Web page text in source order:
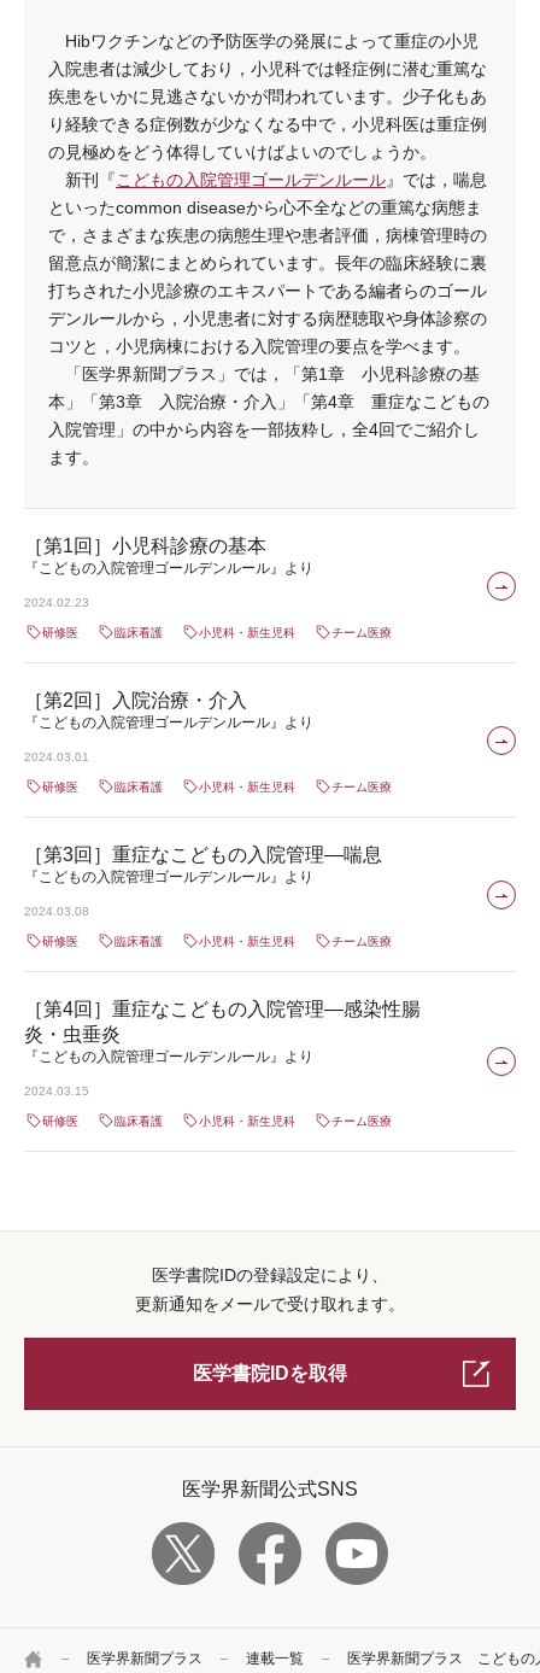
HOME 医学界新聞プラス 連載一覧 医学界新聞プラス こどもの
Hibワクチンなどの予防医学の発展によって重症の小児
入院患者は減少しており，小児科では軽症例に潜む重篤な
疾患をいかに見逃さないかが問われています。少子化もあ
り経験できる症例数が少なくなる中で，小児科医は重症例
の見極めをどう体得していけばよいのでしょうか。
新刊『こどもの入院管理ゴールデンルール』では，喘息
といったcommon diseaseから心不全などの重篤な病態ま
で，さまざまな疾患の病態生理や患者評価，病棟管理時の
留意点が簡潔にまとめられています。長年の臨床経験に裏
打ちされた小児診療のエキスパートである編者らのゴール
デンルールから，小児患者に対する病歴聴取や身体診察の
コツと，小児病棟における入院管理の要点を学べます。
「医学界新聞プラス」では，「第1章 小児科診療の基
本」「第3章 入院治療・介入」「第4章 重症なこどもの
入院管理」の中から内容を一部抜粋し，全4回でご紹介し
ます。
［第1回］小児科診療の基本
『こどもの入院管理ゴールデンルール』より
2024.02.23
研修医 臨床看護 小児科・新生児科 チーム医療
［第2回］入院治療・介入
『こどもの入院管理ゴールデンルール』より
2024.03.01
研修医 臨床看護 小児科・新生児科 チーム医療
［第3回］重症なこどもの入院管理―喘息
『こどもの入院管理ゴールデンルール』より
2024.03.08
研修医 臨床看護 小児科・新生児科 チーム医療
［第4回］重症なこどもの入院管理―感染性腸
炎・虫垂炎
『こどもの入院管理ゴールデンルール』より
2024.03.15
研修医 臨床看護 小児科・新生児科 チーム医療
医学書院IDの登録設定により、
更新通知をメールで受け取れます。
医学書院IDを取得
医学界新聞公式SNS